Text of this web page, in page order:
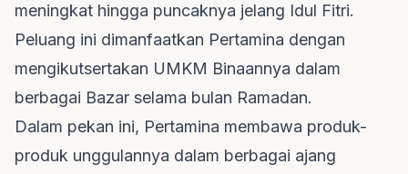
meningkat hingga puncaknya jelang Idul Fitri.
Peluang ini dimanfaatkan Pertamina dengan
mengikutsertakan UMKM Binaannya dalam
berbagai Bazar selama bulan Ramadan.
Dalam pekan ini, Pertamina membawa produk-
produk unggulannya dalam berbagai ajang